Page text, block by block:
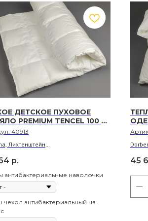
ДЕТСКОЕ ПУХОВОЕ
PREMIUM TENCEL 100 Х
40913
Лихтенштейн
тенсель, 50% хлопок батист,
серебром
г
кассетное одеяло
р.
антибактериальные наволочки
чехол антибактериальный на
135
45